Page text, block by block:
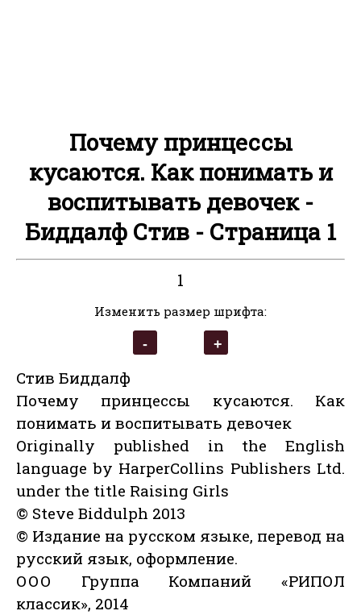
Почему принцессы
кусаются. Как понимать и
воспитывать девочек -
Биддалф Стив - Страница 1
1
Изменить размер шрифта:
Стив Биддалф
Почему принцессы кусаются. Как
понимать и воспитывать девочек
Originally published in the English
language by HarperCollins Publishers Ltd.
under the title Raising Girls
© Steve Biddulph 2013
© Издание на русском языке, перевод на
русский язык, оформление.
ООО Группа Компаний «РИПОЛ
классик», 2014